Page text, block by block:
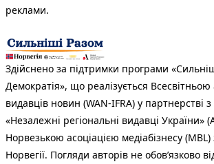
реклами.
Здійснено за підтримки програми
Демократія», що реалізується Всесвітньою
видавців новин (WAN-IFRA) у партнерстві з
«Незалежні регіональні видавці України»
Норвезькою асоціацією медіабізнесу
Норвегії. Погляди авторів не обов’язково